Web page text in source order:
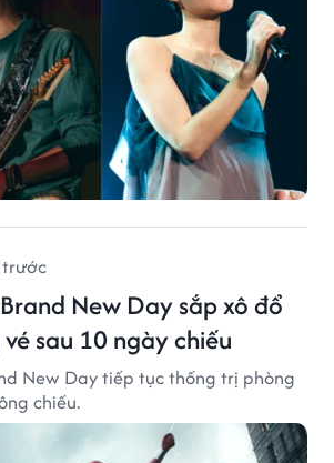
New Day sắp xô đổ
sau 10 ngày chiếu
New Day tiếp tục thống trị phòng
chiếu.